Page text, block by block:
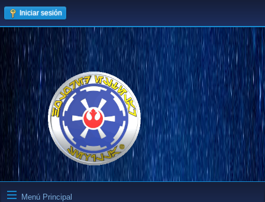
Iniciar sesión
Menú Principal